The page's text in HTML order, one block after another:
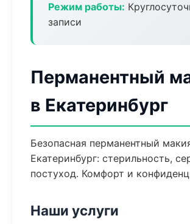
Режим работы:
записи
Перманентный
в Екатеринбург
Безопасная перманентный
Екатеринбург: стерильность,
постуход. Комфорт и
Наши услуги